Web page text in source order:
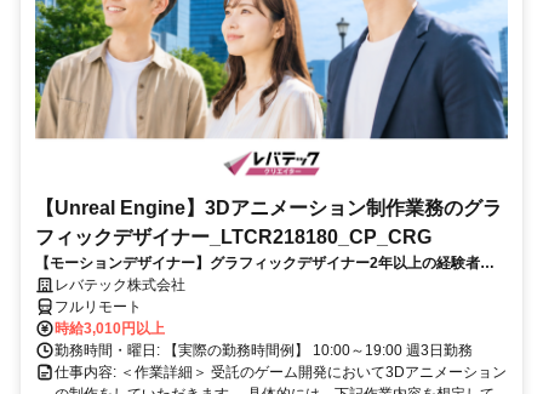
【Unreal Engine】3Dアニメーション制作業務のグラ
フィックデザイナー_LTCR218180_CP_CRG
【モーションデザイナー】グラフィックデザイナー2年以上の経験者を
歓迎！キャリアアップを目指したい方も大歓迎♪
レバテック株式会社
フルリモート
時給3,010円以上
勤務時間・曜日: 【実際の勤務時間例】 10:00～19:00 週3日勤務
仕事内容: ＜作業詳細＞ 受託のゲーム開発において3Dアニメーション